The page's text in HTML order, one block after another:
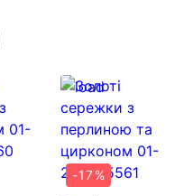
-17%